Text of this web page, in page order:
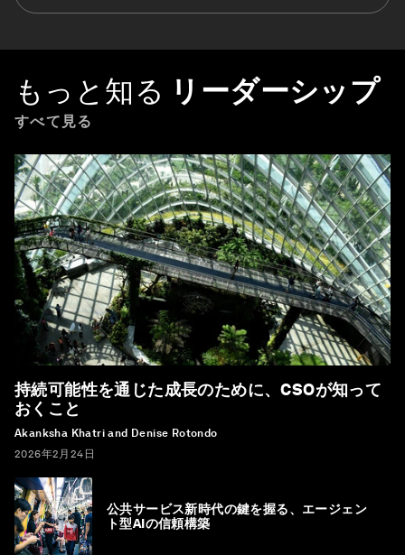
もっと知る リーダーシップ
すべて見る
持続可能性を通じた成長のために、CSOが知って
おくこと
Akanksha Khatri and Denise Rotondo
2026年2月24日
公共サービス新時代の鍵を握る、エージェン
ト型AIの信頼構築